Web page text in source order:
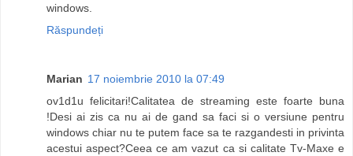
windows.
Răspundeți
Marian 17 noiembrie 2010 la 07:49
ov1d1u felicitari!Calitatea de streaming este foarte buna
!Desi ai zis ca nu ai de gand sa faci si o versiune pentru
windows chiar nu te putem face sa te razgandesti in privinta
acestui aspect?Ceea ce am vazut ca si calitate Tv-Maxe e